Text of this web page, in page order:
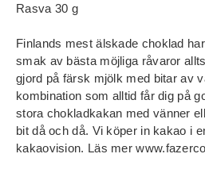
Rasva 30 g
Finlands mest älskade choklad
smak av bästa möjliga råvaror
gjord på färsk mjölk med bitar av
kombination som alltid får dig på
stora chokladkakan med vänner
bit då och då. Vi köper in kakao i
kakaovision. Läs mer